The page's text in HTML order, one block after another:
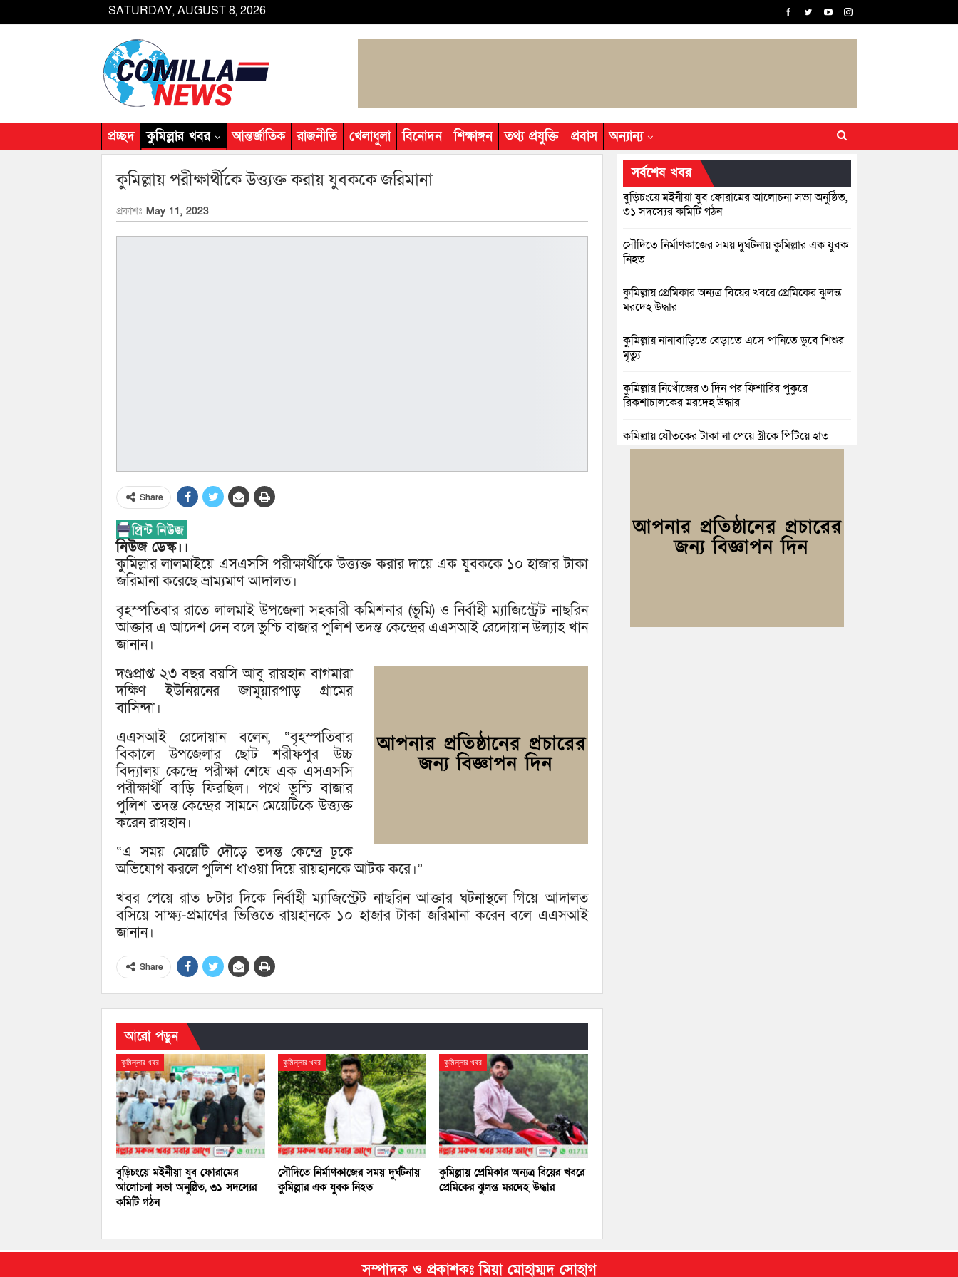
SATURDAY, AUGUST 8, 2026
প্রচ্ছদ কুমিল্লার খবর আন্তর্জাতিক রাজনীতি খেলাধুলা বিনোদন শিক্ষাঙ্গন তথ্য প্রযুক্তি প্রবাস অন্যান্য
কুমিল্লায় পরীক্ষার্থীকে উত্ত্যক্ত করায় যুবককে জরিমানা
প্রকাশঃ May 11, 2023
Share
নিউজ ডেস্ক।।
কুমিল্লার লালমাইয়ে এসএসসি পরীক্ষার্থীকে উত্ত্যক্ত করার দায়ে এক যুবককে ১০ হাজার টাকা
জরিমানা করেছে ভ্রাম্যমাণ আদালত।
বৃহস্পতিবার রাতে লালমাই উপজেলা সহকারী কমিশনার (ভূমি) ও নির্বাহী ম্যাজিস্ট্রেট নাছরিন
আক্তার এ আদেশ দেন বলে ভুশ্চি বাজার পুলিশ তদন্ত কেন্দ্রের এএসআই রেদোয়ান উল্যাহ খান
জানান।
দণ্ডপ্রাপ্ত ২৩ বছর বয়সি আবু রায়হান বাগমারা
দক্ষিণ ইউনিয়নের জামুয়ারপাড় গ্রামের
বাসিন্দা।
এএসআই রেদোয়ান বলেন, “বৃহস্পতিবার
বিকালে উপজেলার ছোট শরীফপুর উচ্চ
বিদ্যালয় কেন্দ্রে পরীক্ষা শেষে এক এসএসসি
পরীক্ষার্থী বাড়ি ফিরছিল। পথে ভুশ্চি বাজার
পুলিশ তদন্ত কেন্দ্রের সামনে মেয়েটিকে উত্ত্যক্ত
করেন রায়হান।
“এ সময় মেয়েটি দৌড়ে তদন্ত কেন্দ্রে ঢুকে
অভিযোগ করলে পুলিশ ধাওয়া দিয়ে রায়হানকে আটক করে।”
খবর পেয়ে রাত ৮টার দিকে নির্বাহী ম্যাজিস্ট্রেট নাছরিন আক্তার ঘটনাস্থলে গিয়ে আদালত
বসিয়ে সাক্ষ্য-প্রমাণের ভিত্তিতে রায়হানকে ১০ হাজার টাকা জরিমানা করেন বলে এএসআই
জানান।
Share
আরো পড়ুন
কুমিল্লার খবর
বুড়িচংয়ে মইনীয়া যুব ফোরামের
আলোচনা সভা অনুষ্ঠিত, ৩১ সদস্যের
কমিটি গঠন
কুমিল্লার খবর
সৌদিতে নির্মাণকাজের সময় দুর্ঘটনায়
কুমিল্লার এক যুবক নিহত
কুমিল্লার খবর
কুমিল্লায় প্রেমিকার অন্যত্র বিয়ের খবরে
প্রেমিকের ঝুলন্ত মরদেহ উদ্ধার
সর্বশেষ খবর
বুড়িচংয়ে মইনীয়া যুব ফোরামের আলোচনা সভা অনুষ্ঠিত,
৩১ সদস্যের কমিটি গঠন
সৌদিতে নির্মাণকাজের সময় দুর্ঘটনায় কুমিল্লার এক যুবক
নিহত
কুমিল্লায় প্রেমিকার অন্যত্র বিয়ের খবরে প্রেমিকের ঝুলন্ত
মরদেহ উদ্ধার
কুমিল্লায় নানাবাড়িতে বেড়াতে এসে পানিতে ডুবে শিশুর
মৃত্যু
কুমিল্লায় নিখোঁজের ৩ দিন পর ফিশারির পুকুরে
রিকশাচালকের মরদেহ উদ্ধার
কুমিল্লায় যৌতুকের টাকা না পেয়ে স্ত্রীকে পিটিয়ে হাত
ভাঙার অভিযোগ, স্বামী গ্রেপ্তার
বুড়িচংয়ে জাতীয় জুলাই গণঅভ্যুত্থান দিবস পালিত, র‍্যালি
ও আলোচনা সভা অনুষ্ঠিত
ব্রাহ্মণপাড়ায় প্রবাসীর বাড়িতে বেড়াতে এলেন সৌদির
সম্পাদক ও প্রকাশকঃ মিয়া মোহাম্মদ সোহাগ